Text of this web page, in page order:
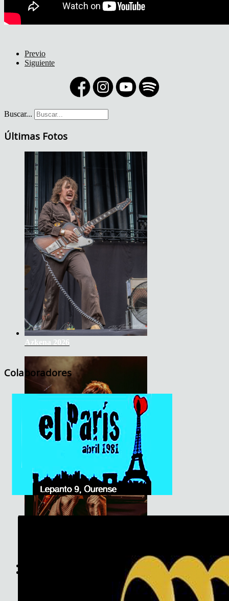
Previo
Siguiente
Buscar...
Últimas Fotos
Azkena 2026
Colaboradores